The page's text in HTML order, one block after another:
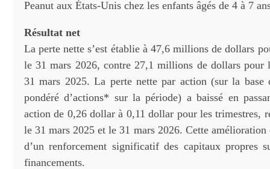
Peanut aux États-Unis chez les enfants âgés de 4 à 7
Résultat net
La perte nette s’est établie à 47,6 millions de dollars
le 31 mars 2026, contre 27,1 millions de dollars pour
31 mars 2025. La perte nette par action (sur la base
pondéré d’actions* sur la période) a baissé en
action de 0,26 dollar à 0,11 dollar pour les trimestres,
le 31 mars 2025 et le 31 mars 2026. Cette amélioration
d’un renforcement significatif des capitaux propres
financements.